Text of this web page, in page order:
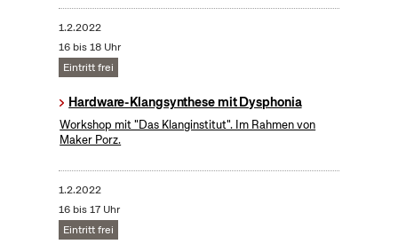
1.2.2022
16 bis 18 Uhr
Eintritt frei
Hardware-Klangsynthese mit Dysphonia
Workshop mit "Das Klanginstitut". Im Rahmen von
Maker Porz.
1.2.2022
16 bis 17 Uhr
Eintritt frei